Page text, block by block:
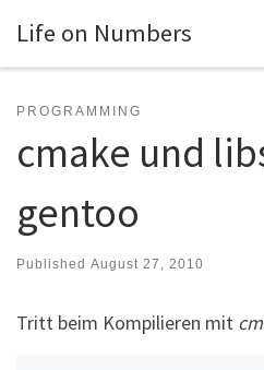
Skip to content
Life on Numbers
PROGRAMMING
cmake und
gentoo
Published August 27, 2010
Tritt beim Kompilieren mit